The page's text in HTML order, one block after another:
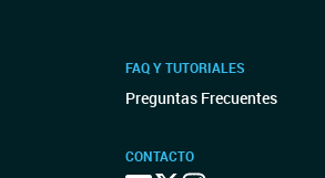
FAQ Y TUTORIALES
Preguntas Frecuentes
CONTACTO